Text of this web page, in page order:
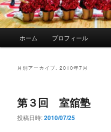
ホーム プロフィール
月別アーカイブ:2010年7月
第３回 室舘塾
投稿日時:2010/07/25